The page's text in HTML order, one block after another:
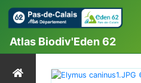
Atlas Biodiv'Eden 62